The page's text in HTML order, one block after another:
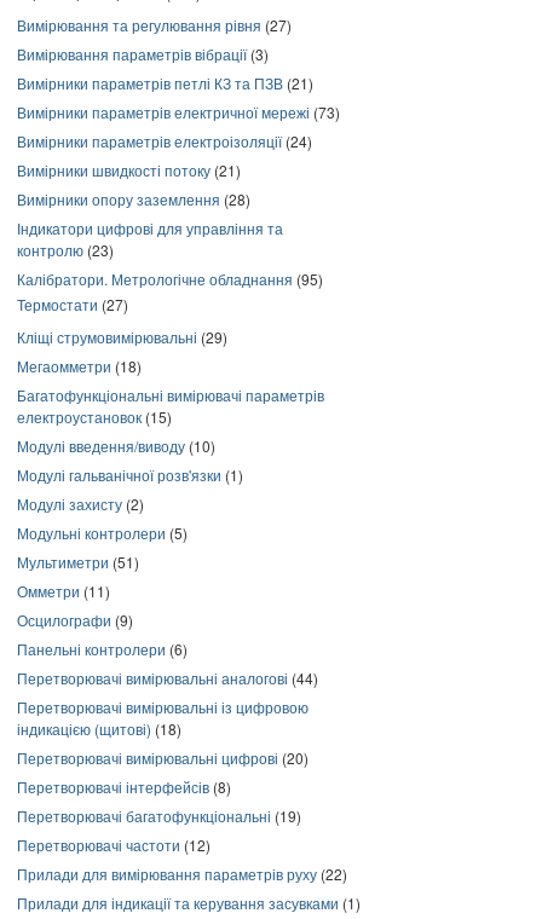
Вимірювання та регулювання рівня (27)
Вимірювання параметрів вібрації(3)
Вимірники параметрів петлі КЗ та ПЗВ (21)
Вимірники параметрів електричної мережі (73)
Вимірники параметрів електроізоляції(24)
Вимірники швидкості потоку (21)
Вимірники опору заземлення (28)
Індикатори цифрові для управління та
контролю (23)
Калібратори. Метрологічне обладнання (95)
Термостати (27)
Кліщі струмовимірювальні (29)
Мегаомметри (18)
Багатофункціональні вимірювачі параметрів
електроустановок (15)
Модулі введення/виводу (10)
Модулі гальванічної розв'язки (1)
Модулі захисту (2)
Модульні контролери (5)
Мультиметри (51)
Омметри (11)
Осцилографи (9)
Панельні контролери (6)
Перетворювачі вимірювальні аналогові (44)
Перетворювачі вимірювальні із цифровою
індикацією (щитові) (18)
Перетворювачі вимірювальні цифрові (20)
Перетворювачі інтерфейсів (8)
Перетворювачі багатофункціональні (19)
Перетворювачі частоти (12)
Прилади для вимірювання параметрів руху (22)
Прилади для індикації та керування засувками (1)